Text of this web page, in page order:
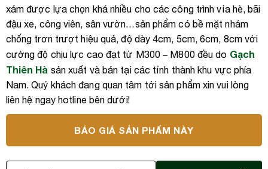
xám được lựa chọn khá nhiều cho các công trình vỉa hè, bãi
đậu xe, công viên, sân vườn…sản phẩm có bề mặt nhám
chống trơn trượt hiệu quả, độ dày 4cm, 5cm, 6cm, 8cm với
cường độ chịu lực cao đạt từ M300 – M800 đều do Gạch
Thiên Hà sản xuất và bán tại các tỉnh thành khu vực phía
Nam. Quý khách đang quan tâm tới sản phẩm xin vui lòng
liên hệ ngay hotline bên dưới!
BÁO GIÁ SẢN PHẨM NÀY